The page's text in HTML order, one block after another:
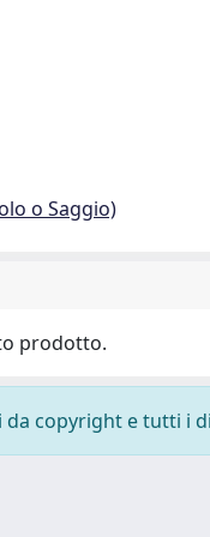
o Saggio)
prodotto.
copyright e tutti i